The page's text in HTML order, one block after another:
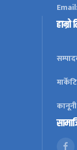
Email:
हाम्रो